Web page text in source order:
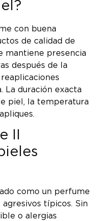
con buena
de calidad de
mantiene presencia
después de la
La duración exacta
piel, la temperatura
II
como un perfume
típicos. Sin
o alergias